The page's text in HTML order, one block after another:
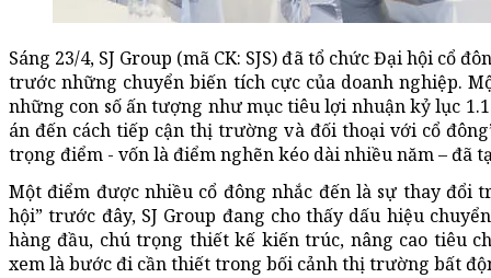
Sáng 23/4, SJ Group (mã CK: SJS) đã tổ chức Đại hội cổ
trước những chuyển biến tích cực của doanh nghiệp.
những con số ấn tượng như mục tiêu lợi nhuận kỷ lục
án đến cách tiếp cận thị trường và đối thoại với cổ
trọng điểm - vốn là điểm nghẽn kéo dài nhiều năm – đã
Một điểm được nhiều cổ đông nhắc đến là sự thay đổi
hội” trước đây, SJ Group đang cho thấy dấu hiệu
hàng đầu, chú trọng thiết kế kiến trúc, nâng cao tiêu
xem là bước đi cần thiết trong bối cảnh thị trường bất